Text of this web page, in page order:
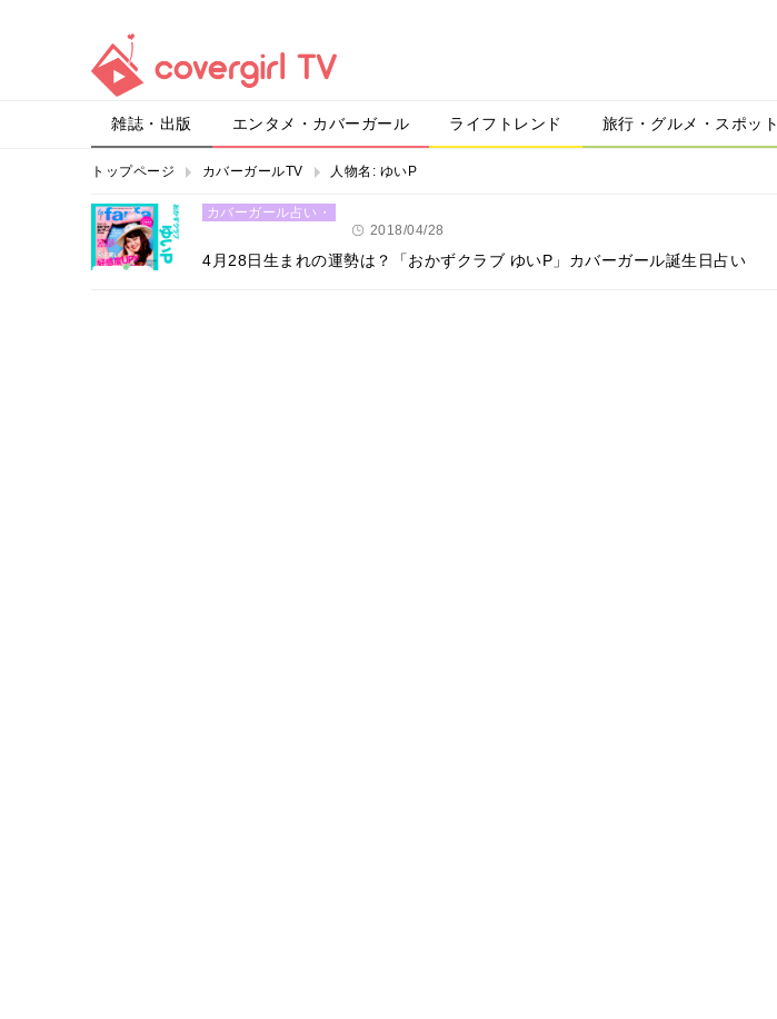
雑誌・出版 エンタメ・カバーガール ライフトレンド 旅行・グルメ・スポット
トップページ カバーガールTV 人物名: ゆいP
カバーガール占い・
2018/04/28
4月28日生まれの運勢は？「おかずクラブ ゆいP」カバーガール誕生日占い